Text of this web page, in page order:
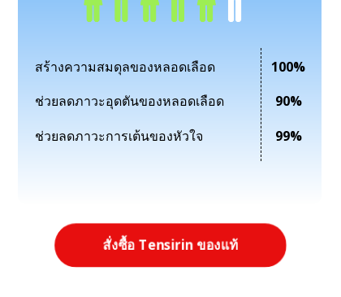
สั่งซื้อ Tensirin ของแท้
สร้างความสมดุลของหลอดเลือด
100%
ช่วยลดภาวะอุดตันของหลอดเลือด
90%
ช่วยลดภาวะการเต้นของหัวใจ
99%